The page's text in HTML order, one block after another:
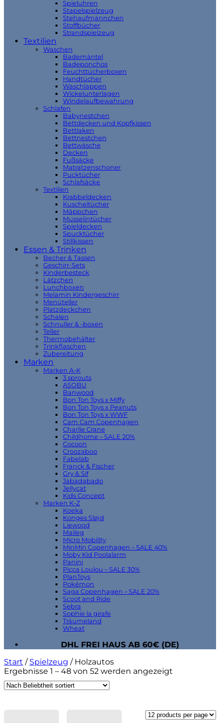
Spieluhren
Stapelspielzeug
Stehaufmännchen
Stoffbücher
Strandspielzeug
Textilien
Waschen
Bademäntel
Badeponchos
Feuchttücherboxen
Handtücher
Waschlappen
Wickelunterlagen
Windelaufbewahrung
Schlafen
Babynestchen
Bettdecken und Kopfkissen
Bettlaken
Bettnestchen
Bettwäsche
Decken
Fußsäcke
Matratzenschoner
Pucktücher
Schlafsäcke
Textilien
Krabbeldecken
Kuscheltücher
Mäppchen
Musselintücher
Spieldecken
Spucktücher
Stillkissen
Essen & Trinken
Becher & Tassen
Geschirr-Sets
Kinderbesteck
Lätzchen
Lunchboxen
Melamin Kindergeschirr
Menüteller
Platzdeckchen
Schalen
Schnuller & -boxen
Teller
Thermobehälter
Trinkflaschen
Zubereitung
Marken
Marken A-K
3 sprouts
ASOBU
Banwood
Bon Ton Toys x Miffy
Bon Ton Toys x Peanuts
Bon Ton Toys x WWF
Cam Cam Copenhagen
Charlie Crane
Childhome – SALE 20%
Cocoon
Croozaboo
Fabelab
Franck & Fischer
Gry & Sif
Jabadabado
Jellycat
Kids Concept
Marken K-Z
Koeka
Konges Sløjd
Liewood
Maileg
Micro Mobility
MinMin Copenhagen – SALE 40%
Moby Kid Poolalarm
Panini
Picca Loulou – SALE 30%
PlanToys
Pokémon
Saga Copenhagen – SALE 20%
Scoot and Ride
Sebra
Sophie la girafe
Träumeland
Wheat
DHL FREI HAUS AB 60€ (DE)
Start / Spielzeug /Holzautos
Ergebnisse 1 – 48 von 52 werden angezeigt